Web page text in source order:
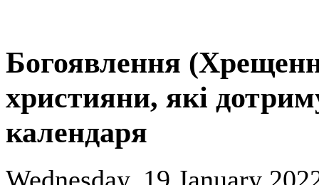
Богоявлення
християни, які
календаря